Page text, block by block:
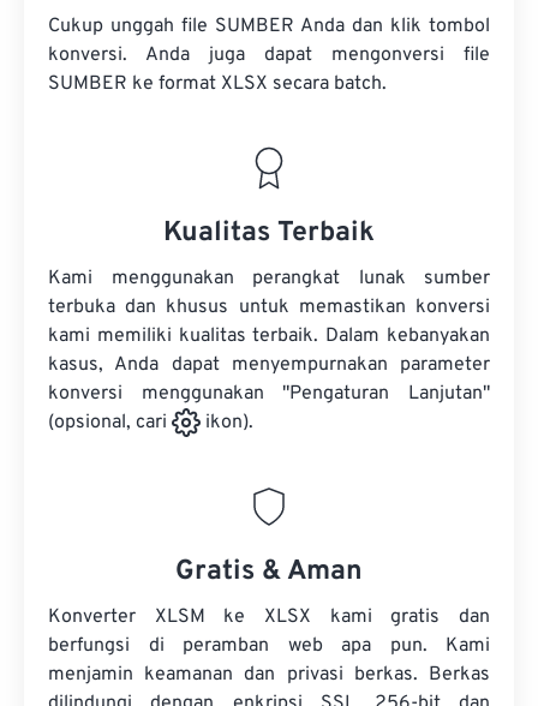
Cukup unggah file SUMBER Anda dan klik tombol
konversi. Anda juga dapat mengonversi file
SUMBER ke format XLSX secara batch.
Kualitas Terbaik
Kami menggunakan perangkat lunak sumber
terbuka dan khusus untuk memastikan konversi
kami memiliki kualitas terbaik. Dalam kebanyakan
kasus, Anda dapat menyempurnakan parameter
konversi menggunakan "Pengaturan Lanjutan"
(opsional, cari
ikon).
Gratis & Aman
Konverter XLSM ke XLSX kami gratis dan
berfungsi di peramban web apa pun. Kami
menjamin keamanan dan privasi berkas. Berkas